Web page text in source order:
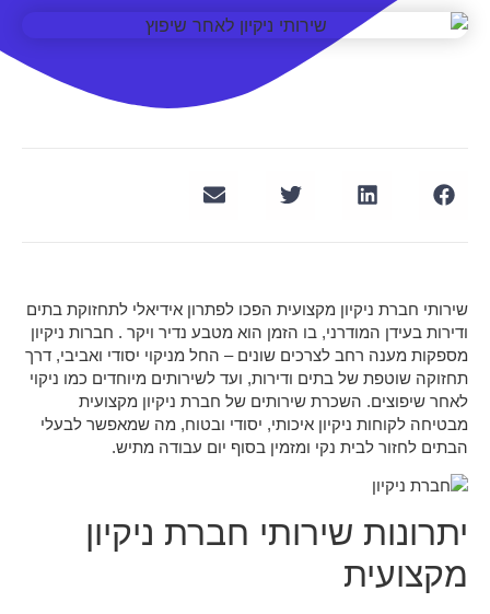
שירותי חברת ניקיון מקצועית הפכו לפתרון אידיאלי לתחזוקת בתים
ודירות בעידן המודרני, בו הזמן הוא מטבע נדיר ויקר . חברות ניקיון
מספקות מענה רחב לצרכים שונים – החל מניקוי יסודי ואביבי, דרך
תחזוקה שוטפת של בתים ודירות, ועד לשירותים מיוחדים כמו ניקוי
לאחר שיפוצים. השכרת שירותים של חברת ניקיון מקצועית
מבטיחה לקוחות ניקיון איכותי, יסודי ובטוח, מה שמאפשר לבעלי
הבתים לחזור לבית נקי ומזמין בסוף יום עבודה מתיש.
יתרונות שירותי חברת ניקיון
מקצועית